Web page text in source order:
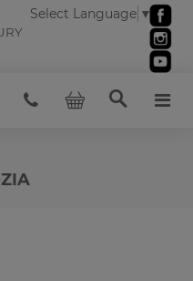
Select Language ▼